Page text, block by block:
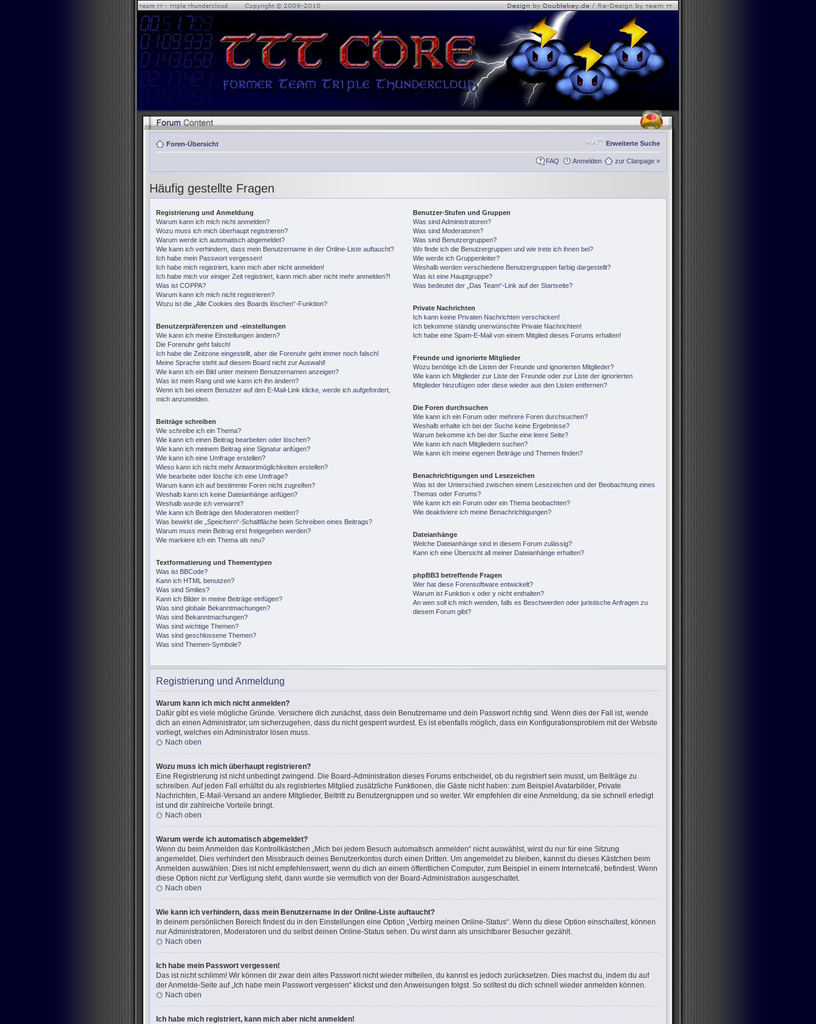
Foren-Übersicht Erweiterte Suche
FAQ Anmelden zur Clanpage »
Häufig gestellte Fragen
Registrierung und Anmeldung
Warum kann ich mich nicht anmelden?
Wozu muss ich mich überhaupt registrieren?
Warum werde ich automatisch abgemeldet?
Wie kann ich verhindern, dass mein Benutzername in der Online-Liste auftaucht?
Ich habe mein Passwort vergessen!
Ich habe mich registriert, kann mich aber nicht anmelden!
Ich habe mich vor einiger Zeit registriert, kann mich aber nicht mehr anmelden?!
Was ist COPPA?
Warum kann ich mich nicht registrieren?
Wozu ist die „Alle Cookies des Boards löschen“-Funktion?
Benutzerpräferenzen und -einstellungen
Wie kann ich meine Einstellungen ändern?
Die Forenuhr geht falsch!
Ich habe die Zeitzone eingestellt, aber die Forenuhr geht immer noch falsch!
Meine Sprache steht auf diesem Board nicht zur Auswahl!
Wie kann ich ein Bild unter meinem Benutzernamen anzeigen?
Was ist mein Rang und wie kann ich ihn ändern?
Wenn ich bei einem Benutzer auf den E-Mail-Link klicke, werde ich aufgefordert,
mich anzumelden.
Beiträge schreiben
Wie schreibe ich ein Thema?
Wie kann ich einen Beitrag bearbeiten oder löschen?
Wie kann ich meinem Beitrag eine Signatur anfügen?
Wie kann ich eine Umfrage erstellen?
Wieso kann ich nicht mehr Antwortmöglichkeiten erstellen?
Wie bearbeite oder lösche ich eine Umfrage?
Warum kann ich auf bestimmte Foren nicht zugreifen?
Weshalb kann ich keine Dateianhänge anfügen?
Weshalb wurde ich verwarnt?
Wie kann ich Beiträge den Moderatoren melden?
Was bewirkt die „Speichern“-Schaltfläche beim Schreiben eines Beitrags?
Warum muss mein Beitrag erst freigegeben werden?
Wie markiere ich ein Thema als neu?
Textformatierung und Thementypen
Was ist BBCode?
Kann ich HTML benutzen?
Was sind Smilies?
Kann ich Bilder in meine Beiträge einfügen?
Was sind globale Bekanntmachungen?
Was sind Bekanntmachungen?
Was sind wichtige Themen?
Was sind geschlossene Themen?
Was sind Themen-Symbole?
Benutzer-Stufen und Gruppen
Was sind Administratoren?
Was sind Moderatoren?
Was sind Benutzergruppen?
Wo finde ich die Benutzergruppen und wie trete ich ihnen bei?
Wie werde ich Gruppenleiter?
Weshalb werden verschiedene Benutzergruppen farbig dargestellt?
Was ist eine Hauptgruppe?
Was bedeutet der „Das Team“-Link auf der Startseite?
Private Nachrichten
Ich kann keine Privaten Nachrichten verschicken!
Ich bekomme ständig unerwünschte Private Nachrichten!
Ich habe eine Spam-E-Mail von einem Mitglied dieses Forums erhalten!
Freunde und ignorierte Mitglieder
Wozu benötige ich die Listen der Freunde und ignorierten Mitglieder?
Wie kann ich Mitglieder zur Liste der Freunde oder zur Liste der ignorierten
Mitglieder hinzufügen oder diese wieder aus den Listen entfernen?
Die Foren durchsuchen
Wie kann ich ein Forum oder mehrere Foren durchsuchen?
Weshalb erhalte ich bei der Suche keine Ergebnisse?
Warum bekomme ich bei der Suche eine leere Seite?
Wie kann ich nach Mitgliedern suchen?
Wie kann ich meine eigenen Beiträge und Themen finden?
Benachrichtigungen und Lesezeichen
Was ist der Unterschied zwischen einem Lesezeichen und der Beobachtung eines
Themas oder Forums?
Wie kann ich ein Forum oder ein Thema beobachten?
Wie deaktiviere ich meine Benachrichtigungen?
Dateianhänge
Welche Dateianhänge sind in diesem Forum zulässig?
Kann ich eine Übersicht all meiner Dateianhänge erhalten?
phpBB3 betreffende Fragen
Wer hat diese Forensoftware entwickelt?
Warum ist Funktion x oder y nicht enthalten?
An wen soll ich mich wenden, falls es Beschwerden oder juristische Anfragen zu
diesem Forum gibt?
Registrierung und Anmeldung
Warum kann ich mich nicht anmelden?
Dafür gibt es viele mögliche Gründe. Versichere dich zunächst, dass dein Benutzername und dein Passwort richtig sind. Wenn dies der Fall ist, wende
dich an einen Administrator, um sicherzugehen, dass du nicht gesperrt wurdest. Es ist ebenfalls möglich, dass ein Konfigurationsproblem mit der Website
vorliegt, welches ein Administrator lösen muss.
Nach oben
Wozu muss ich mich überhaupt registrieren?
Eine Registrierung ist nicht unbedingt zwingend. Die Board-Administration dieses Forums entscheidet, ob du registriert sein musst, um Beiträge zu
schreiben. Auf jeden Fall erhältst du als registriertes Mitglied zusätzliche Funktionen, die Gäste nicht haben: zum Beispiel Avatarbilder, Private
Nachrichten, E-Mail-Versand an andere Mitglieder, Beitritt zu Benutzergruppen und so weiter. Wir empfehlen dir eine Anmeldung, da sie schnell erledigt
ist und dir zahlreiche Vorteile bringt.
Nach oben
Warum werde ich automatisch abgemeldet?
Wenn du beim Anmelden das Kontrollkästchen „Mich bei jedem Besuch automatisch anmelden“ nicht auswählst, wirst du nur für eine Sitzung
angemeldet. Dies verhindert den Missbrauch deines Benutzerkontos durch einen Dritten. Um angemeldet zu bleiben, kannst du dieses Kästchen beim
Anmelden auswählen. Dies ist nicht empfehlenswert, wenn du dich an einem öffentlichen Computer, zum Beispiel in einem Internetcafé, befindest. Wenn
diese Option nicht zur Verfügung steht, dann wurde sie vermutlich von der Board-Administration ausgeschaltet.
Nach oben
Wie kann ich verhindern, dass mein Benutzername in der Online-Liste auftaucht?
In deinem persönlichen Bereich findest du in den Einstellungen eine Option „Verbirg meinen Online-Status“. Wenn du diese Option einschaltest, können
nur Administratoren, Moderatoren und du selbst deinen Online-Status sehen. Du wirst dann als unsichtbarer Besucher gezählt.
Nach oben
Ich habe mein Passwort vergessen!
Das ist nicht schlimm! Wir können dir zwar dein altes Passwort nicht wieder mitteilen, du kannst es jedoch zurücksetzen. Dies machst du, indem du auf
der Anmelde-Seite auf „Ich habe mein Passwort vergessen“ klickst und den Anweisungen folgst. So solltest du dich schnell wieder anmelden können.
Nach oben
Ich habe mich registriert, kann mich aber nicht anmelden!